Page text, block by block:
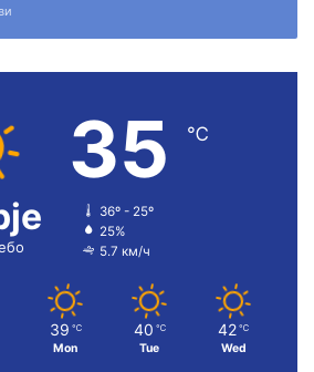
35 ℃
36º - 25º
25%
5.7 км/ч
39 ℃
Mon
40 ℃
Tue
42 ℃
Wed